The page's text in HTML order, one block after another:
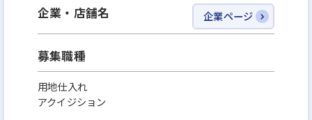
として、マーケットを牽引してきました。そしてこれ
からも、成功に安住することなく挑戦しつづけること
で、人々の想像を超えるイノベーションを起こしてい
きたいと考えています。そのために、社員が仕事を楽
しみながら、お互いに支え合って最大のパフォーマ
企業・店舗名 企業ページ
募集職種
用地仕入れ
アクイジション